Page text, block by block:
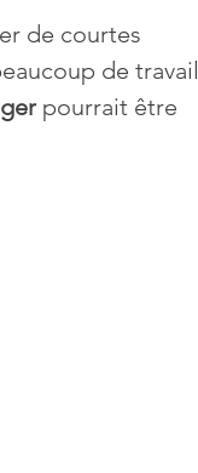
News
de courtes
de travail
pourrait être